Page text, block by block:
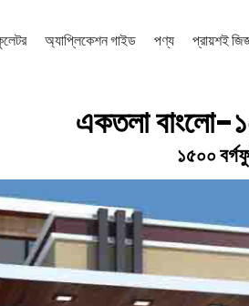
অ্যাপ্লিকেশন গাইড পণ্য প্রায়শই
একতলা বাংলো-
১৫০০